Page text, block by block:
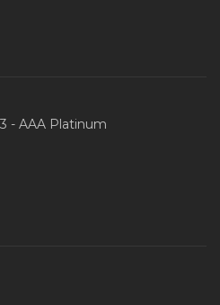
- AAA Platinum